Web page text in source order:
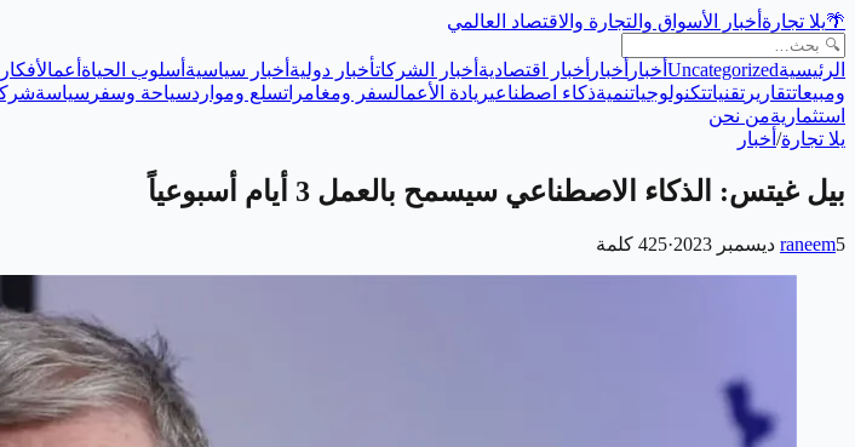
🌴يلا تجارة أخبار الأسواق والتجارة والاقتصاد العالمي
الرئيسيةUncategorized أخبار أخبار أخبار اقتصادية أخبار الشركاتأخبار دولية أخبار سياسية أسلوب الحياة أعمال
ومبيعاتتقارير تقنياتتكنولوجياتنميةذكاء اصطناعيريادة الأعمالسفر ومغامراتسلع ومواردسياحة وسفر سياسة
استثماريةمن نحن
يلا تجارة/ أخبار
بيل غيتس: الذكاء الاصطناعي سيسمح بالعمل 3 أيام أسبوعياً
raneem5 ديسمبر 2023 ·
425 كلمة